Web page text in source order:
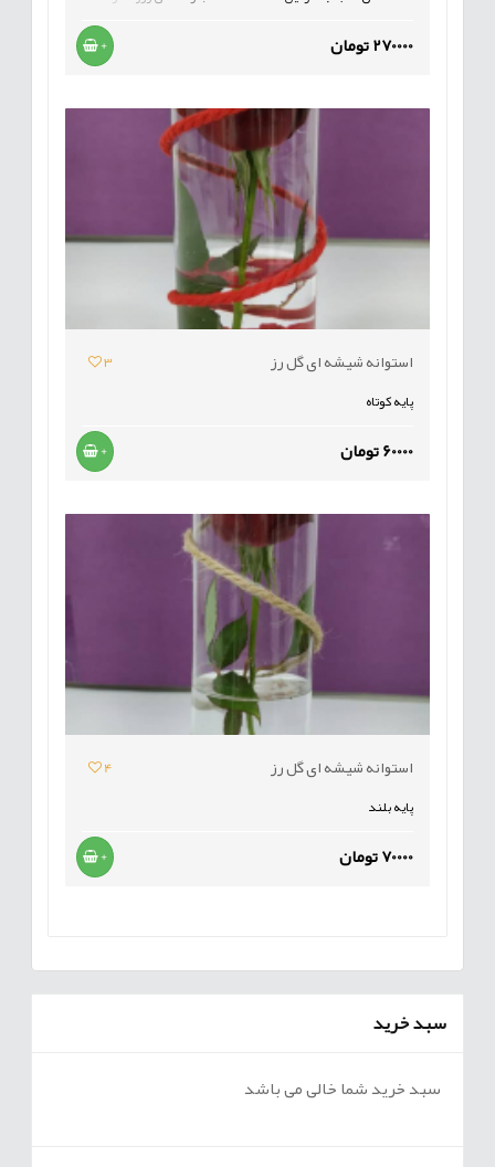
270000 تومان +
استوانه شیشه ای گل رز
3
پایه کوتاه
60000 تومان +
استوانه شیشه ای گل رز
4
پایه بلند
70000 تومان +
سبد خرید
سبد خرید شما خالی می باشد